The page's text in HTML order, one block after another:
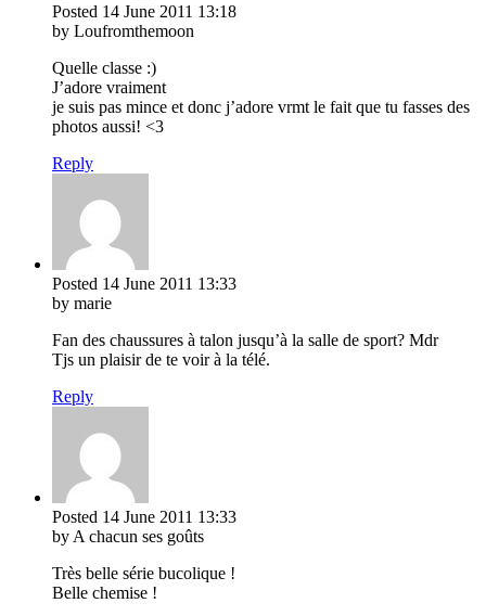
Posted 14 June 2011 13:18
by Loufromthemoon
Quelle classe :)
J’adore vraiment
je suis pas mince et donc j’adore vrmt le fait que tu fasses des
photos aussi! <3
Reply
Posted 14 June 2011 13:33
by marie
Fan des chaussures à talon jusqu’à la salle de sport? Mdr
Tjs un plaisir de te voir à la télé.
Reply
Posted 14 June 2011 13:33
by A chacun ses goûts
Très belle série bucolique !
Belle chemise !